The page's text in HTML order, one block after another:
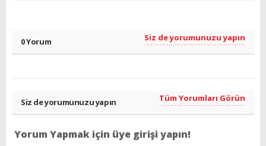
0 Yorum Siz de yorumunuzu yapın
Siz de yorumunuzu yapın Tüm Yorumları Görün
Yorum Yapmak için üye girişi yapın!